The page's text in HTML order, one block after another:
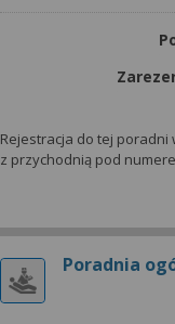
Rejestracja do tej
z przychodnią pod
Poradnia